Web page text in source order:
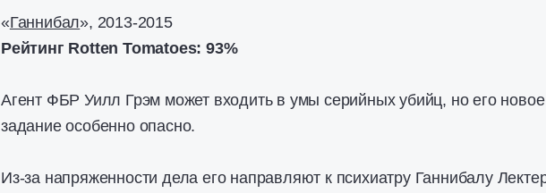
«Ганнибал», 2013-2015
Рейтинг Rotten Tomatoes: 93%
Агент ФБР Уилл Грэм может входить в умы серийных убийц, но его новое
задание особенно опасно.
Из-за напряженности дела его направляют к психиатру Ганнибалу